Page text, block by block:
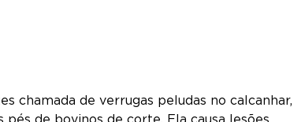
chamada de verrugas peludas no calcanhar,